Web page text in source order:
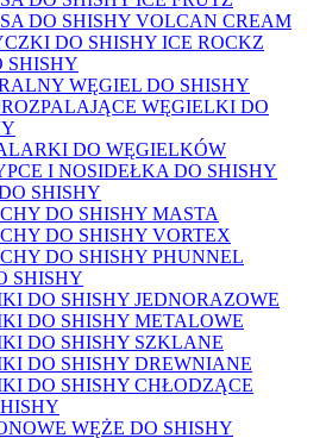
DO SHISHY VOLCAN CREAM
DO SHISHY ICE ROCKZ
SHISHY
WĘGIEL DO SHISHY
WĘGIELKI DO
DO WĘGIELKÓW
I NOSIDEŁKA DO SHISHY
SHISHY
DO SHISHY MASTA
DO SHISHY VORTEX
DO SHISHY PHUNNEL
SHISHY
DO SHISHY JEDNORAZOWE
DO SHISHY METALOWE
DO SHISHY SZKLANE
DO SHISHY DREWNIANE
DO SHISHY CHŁODZĄCE
WĘŻE DO SHISHY